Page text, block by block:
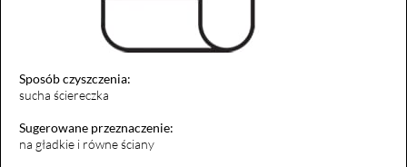
Sposób czyszczenia:
sucha ściereczka
Sugerowane przeznaczenie:
na gładkie i równe ściany